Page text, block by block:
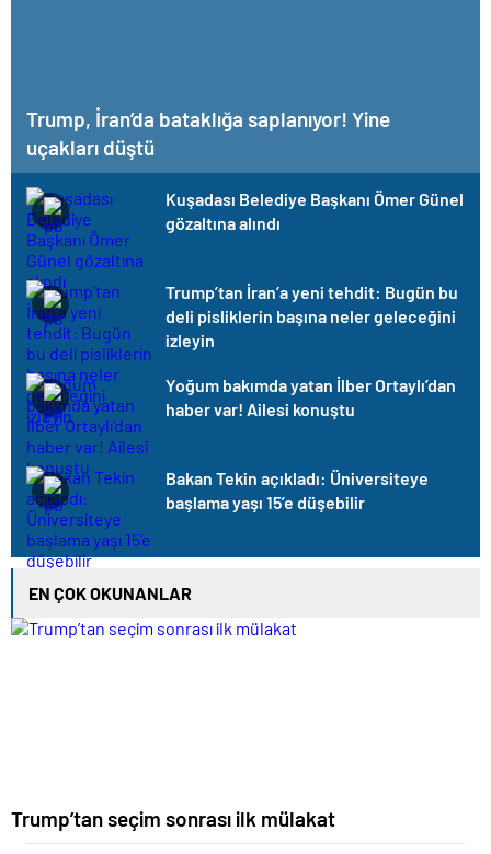
Trump, İran’da bataklığa saplanıyor! Yine
uçakları düştü
Kuşadası Belediye Başkanı Ömer Günel
gözaltına alındı
Trump’tan İran’a yeni tehdit: Bugün bu
deli pisliklerin başına neler geleceğini
izleyin
Yoğum bakımda yatan İlber Ortaylı’dan
haber var! Ailesi konuştu
Bakan Tekin açıkladı: Üniversiteye
başlama yaşı 15’e düşebilir
EN ÇOK OKUNANLAR
Trump’tan seçim sonrası ilk mülakat